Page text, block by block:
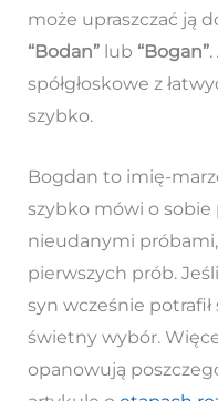
może upraszczać ją
“Bodan”lub “Bogan”.
spółgłoskowe z
szybko.
Bogdan to imię-
szybko mówi o
nieudanymi
pierwszych prób.
syn wcześnie
świetny wybór.
opanowują